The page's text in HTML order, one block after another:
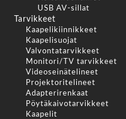
USB AV-sillat
Tarvikkeet
Kaapelikiinnikkeet
Kaapelisuojat
Valvontatarvikkeet
Monitori/TV tarvikkeet
Videoseinätelineet
Projektoritelineet
Adapterirenkaat
Pöytäkaivotarvikkeet
Kaapelit